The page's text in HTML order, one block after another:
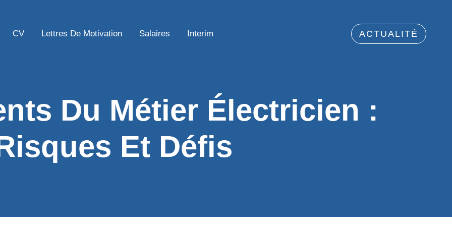
CV Lettres De Motivation Salaires Interim ACTUALITÉ
Du Métier Électricien :
Et Défis